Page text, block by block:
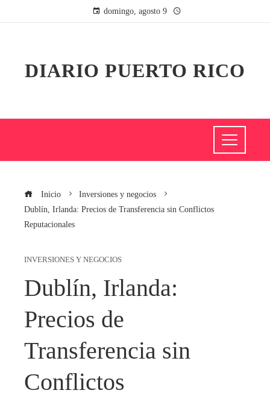
domingo, agosto 9
DIARIO PUERTO RICO
Inicio
Inversiones y negocios
Dublín, Irlanda: Precios de Transferencia sin Conflictos
Reputacionales
INVERSIONES Y NEGOCIOS
Dublín, Irlanda:
Precios de
Transferencia sin
Conflictos